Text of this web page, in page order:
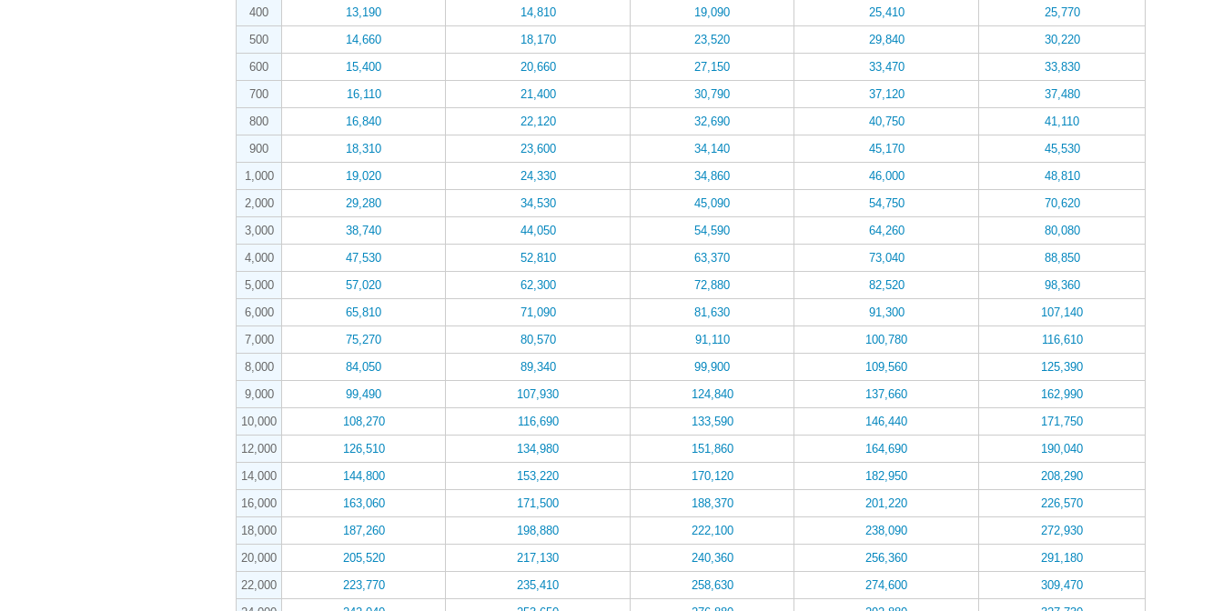
400
13,190 14,810 19,090 25,410
25,770
500
14,660 18,170 23,520 29,840
30,220
600
15,400 20,660 27,150 33,470
33,830
700
16,110 21,400 30,790 37,120
37,480
800
16,840 22,120 32,690 40,750
41,110
900
18,310 23,600 34,140 45,170
45,530
1,000
19,020 24,330 34,860 46,000
48,810
2,000
29,280 34,530 45,090 54,750
70,620
3,000
38,740 44,050 54,590 64,260
80,080
4,000
47,530 52,810 63,370 73,040
88,850
5,000
57,020 62,300 72,880 82,520
98,360
6,000
65,810 71,090 81,630 91,300
107,140
7,000
75,270 80,570 91,110 100,780
116,610
8,000
84,050 89,340 99,900 109,560
125,390
9,000
99,490 107,930 124,840 137,660
162,990
10,000
108,270 116,690 133,590 146,440
171,750
12,000
126,510 134,980 151,860 164,690
190,040
14,000
144,800 153,220 170,120 182,950
208,290
16,000
163,060 171,500 188,370 201,220
226,570
18,000
187,260 198,880 222,100 238,090
272,930
20,000
205,520 217,130 240,360 256,360
291,180
22,000
223,770 235,410 258,630 274,600
309,470